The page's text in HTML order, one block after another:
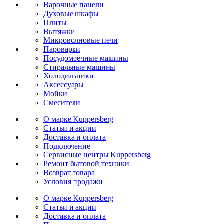
Варочные панели
Духовые шкафы
Плиты
Вытяжки
Микроволновые печи
Пароварки
Посудомоечные машины
Стиральные машины
Холодильники
Аксессуары
Мойки
Cмесители
О марке Kuppersberg
Статьи и акции
Доставка и оплата
Подключение
Сервисные центры Kuppersberg
Ремонт бытовой техники
Возврат товара
Условия продажи
О марке Kuppersberg
Статьи и акции
Доставка и оплата